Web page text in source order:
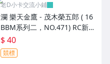
老D小卡交流小鋪
瀾 樂天金鷹 - 茂木榮五郎 ( 16
BBM系列二，NO.471) RC新人
卡
$ 40
競標